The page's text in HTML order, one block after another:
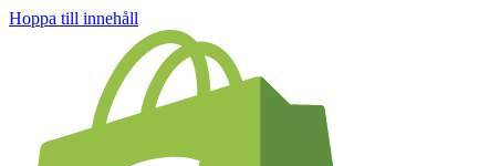
Hoppa till innehåll